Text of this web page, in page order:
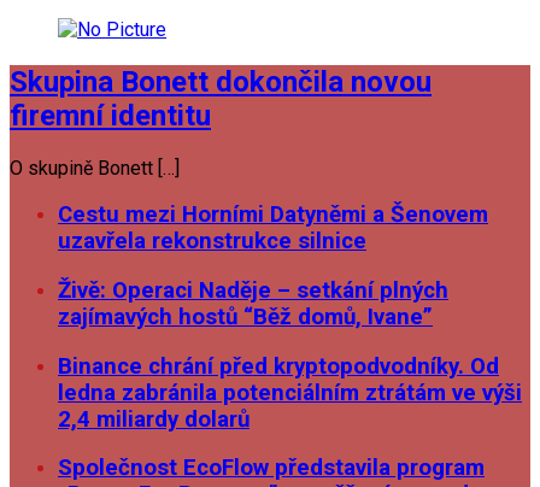
Skupina Bonett dokončila novou
firemní identitu
O skupině Bonett […]
Cestu mezi Horními Datyněmi a Šenovem
uzavřela rekonstrukce silnice
Živě: Operaci Naděje – setkání plných
zajímavých hostů “Běž domů, Ivane”
Binance chrání před kryptopodvodníky. Od
ledna zabránila potenciálním ztrátám ve výši
2,4 miliardy dolarů
Společnost EcoFlow představila program